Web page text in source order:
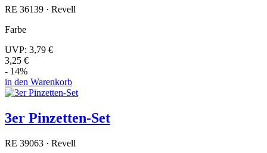
RE 36139 · Revell
Farbe
UVP: 3,79 €
3,25 €
- 14%
in den Warenkorb
3er Pinzetten-Set
RE 39063 · Revell